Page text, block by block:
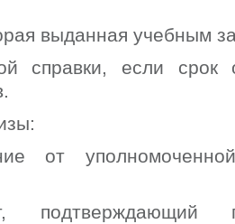
выданная учебным
справки, если срок
от
подтверждающий